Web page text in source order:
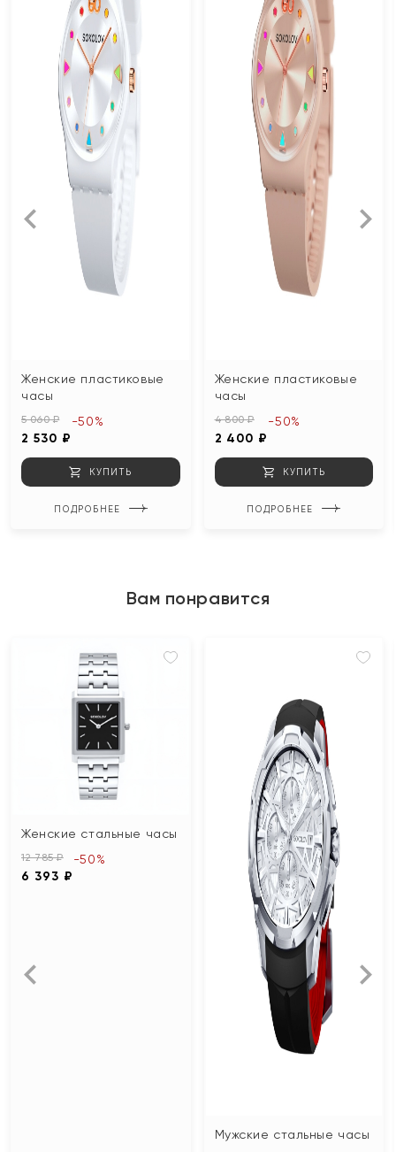
Женские пластиковые
часы
5 060 ₽
2 530 ₽
-50%
КУПИТЬ
ПОДРОБНЕЕ
Женские пластиковые
часы
4 800 ₽
2 400 ₽
-50%
КУПИТЬ
ПОДРОБНЕЕ
Вам понравится
Женские стальные часы
12 785 ₽
6 393 ₽
-50%
Мужские стальные часы